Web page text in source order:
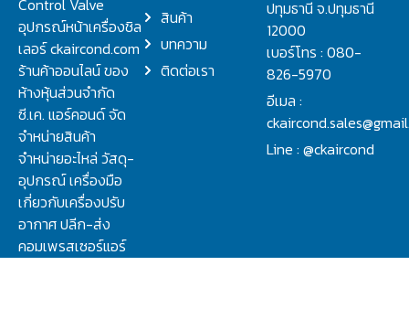
Control Valve
อุปกรณ์หน้าเครื่องชิล
เลอร์ ckaircond.com
ร้านค้าออนไลน์ ของ
ห้างหุ้นส่วนจำกัด
ซี.เค. แอร์คอนด์ จัด
จำหน่ายสินค้า
จำหน่ายอะไหล่ วัสดุ-
อุปกรณ์ เครื่องมือ
เกี่ยวกับเครื่องปรับ
อากาศ ปลีก-ส่ง
คอมเพรสเซอร์แอร์
สินค้า
บทความ
ติดต่อเรา
ปทุมธานี จ.ปทุมธานี
12000
เบอร์โทร : 080-
826-5970
อีเมล :
Line : @ckaircond